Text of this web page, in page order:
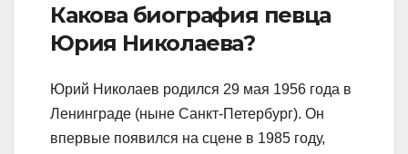
Какова биография певца
Юрия Николаева?
Юрий Николаев родился 29 мая 1956 года в
Ленинграде (ныне Санкт-Петербург). Он
впервые появился на сцене в 1985 году,